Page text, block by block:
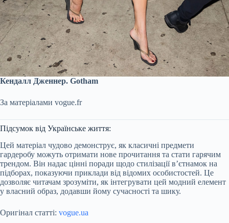
Кендалл Дженнер. Gotham
За матеріалами vogue.fr
Підсумок від Українське життя:
Цей матеріал чудово демонструє, як класичні предмети
гардеробу можуть отримати нове прочитання та стати гарячим
трендом. Він надає цінні поради щодо стилізації в’єтнамок на
підборах, показуючи приклади від відомих особистостей. Це
дозволяє читачам зрозуміти, як інтегрувати цей модний елемент
у власний образ, додавши йому сучасності та шику.
Оригінал статті: vogue.ua